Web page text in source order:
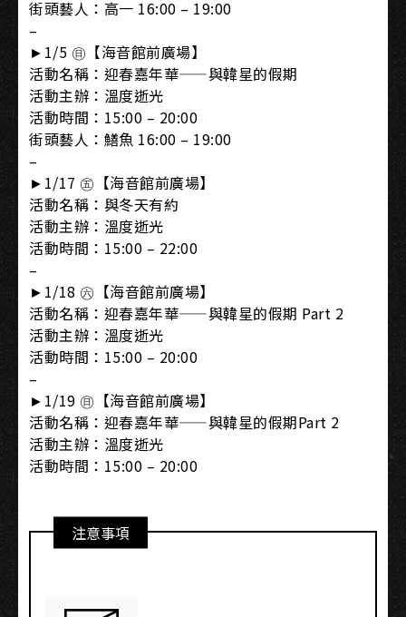
街頭藝人：高一 16:00 – 19:00
–
►1/5 ㊐【海音館前廣場】
活動名稱：迎春嘉年華——與韓星的假期
活動主辦：溫度逝光
活動時間：15:00 – 20:00
街頭藝人：鱔魚 16:00 – 19:00
–
►1/17 ㊄【海音館前廣場】
活動名稱：與冬天有約
活動主辦：溫度逝光
活動時間：15:00 – 22:00
–
►1/18 ㊅【海音館前廣場】
活動名稱：迎春嘉年華——與韓星的假期 Part 2
活動主辦：溫度逝光
活動時間：15:00 – 20:00
–
►1/19 ㊐【海音館前廣場】
活動名稱：迎春嘉年華——與韓星的假期Part 2
活動主辦：溫度逝光
活動時間：15:00 – 20:00
注意事項